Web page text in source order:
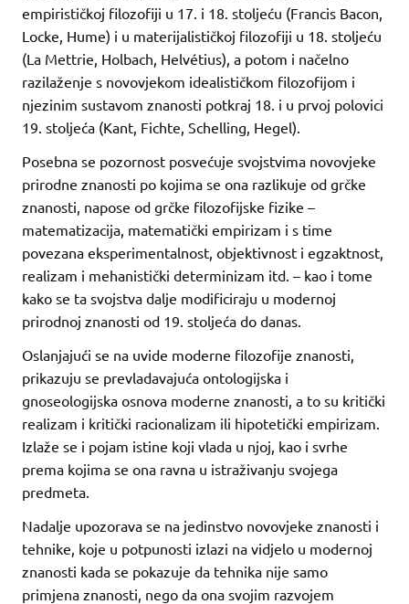
empirističkoj filozofiji u 17. i 18. stoljeću (Francis Bacon,
Locke, Hume) i u materijalističkoj filozofiji u 18. stoljeću
(La Mettrie, Holbach, Helvétius), a potom i načelno
razilaženje s novovjekom idealističkom filozofijom i
njezinim sustavom znanosti potkraj 18. i u prvoj polovici
19. stoljeća (Kant, Fichte, Schelling, Hegel).
Posebna se pozornost posvećuje svojstvima novovjeke
prirodne znanosti po kojima se ona razlikuje od grčke
znanosti, napose od grčke filozofijske fizike –
matematizacija, matematički empirizam i s time
povezana eksperimentalnost, objektivnost i egzaktnost,
realizam i mehanistički determinizam itd. – kao i tome
kako se ta svojstva dalje modificiraju u modernoj
prirodnoj znanosti od 19. stoljeća do danas.
Oslanjajući se na uvide moderne filozofije znanosti,
prikazuju se prevladavajuća ontologijska i
gnoseologijska osnova moderne znanosti, a to su kritički
realizam i kritički racionalizam ili hipotetički empirizam.
Izlaže se i pojam istine koji vlada u njoj, kao i svrhe
prema kojima se ona ravna u istraživanju svojega
predmeta.
Nadalje upozorava se na jedinstvo novovjeke znanosti i
tehnike, koje u potpunosti izlazi na vidjelo u modernoj
znanosti kada se pokazuje da tehnika nije samo
primjena znanosti, nego da ona svojim razvojem